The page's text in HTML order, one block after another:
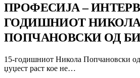
ПРОФЕСИЈА –
ГОДИШНИОТ НИКОЛА
ПОПЧАНОВСКИ ОД
15-годишниот Никола Попчановски
џуџест раст кое не…